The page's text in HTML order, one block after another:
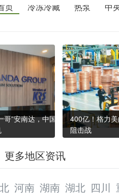
页 冷冻冷藏 热泵 中
哥”安南达，中国
400亿！格力
阻击战
更多地区资讯
河南 湖南 湖北 四川